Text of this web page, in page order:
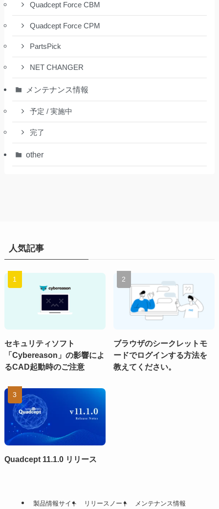
Quadcept Force CBM
Quadcept Force CPM
PartsPick
NET CHANGER
メンテナンス情報
予定 / 実施中
完了
other
人気記事
セキュリティソフト
「Cybereason」の影響によ
るCAD起動時のご注意
ブラウザのシークレットモ
ードでログインする方法を
教えてください。
Quadcept 11.1.0 リリース
製品情報サイト リリースノート メンテナンス情報